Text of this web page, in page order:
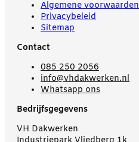
Algemene voorwaarden
Privacybeleid
Sitemap
Contact
085 250 2056
info@vhdakwerken.nl
Whatsapp ons
Bedrijfsgegevens
VH Dakwerken